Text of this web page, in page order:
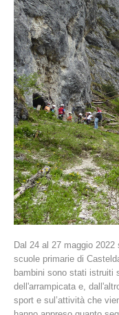
La storia
Dal 24 al 27 maggio
scuole primarie di
bambini sono stati istruiti
dell'arrampicata e,
sport e sul’attività che